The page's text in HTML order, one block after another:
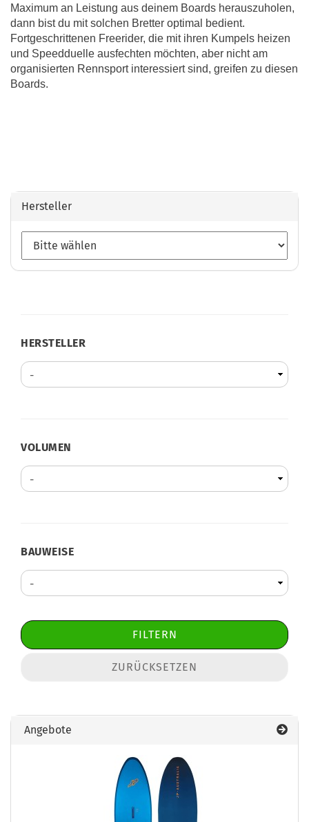
Maximum an Leistung aus deinem Boards herauszuholen,
dann bist du mit solchen Bretter optimal bedient.
Fortgeschrittenen Freerider, die mit ihren Kumpels heizen
und Speedduelle ausfechten möchten, aber nicht am
organisierten Rennsport interessiert sind, greifen zu diesen
Boards.
Hersteller
HERSTELLER
HERSTELLER
VOLUMEN
VOLUMEN
BAUWEISE
BAUWEISE
FILTERN
ZURÜCKSETZEN
Angebote